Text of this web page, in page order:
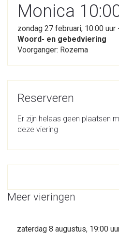
Monica
zondag 27 februari, 10:00
Woord- en gebedviering
Voorganger: Rozema
Reserveren
Er zijn helaas geen plaatsen
deze viering
Meer vieringen
zaterdag 8 augustus, 19:00